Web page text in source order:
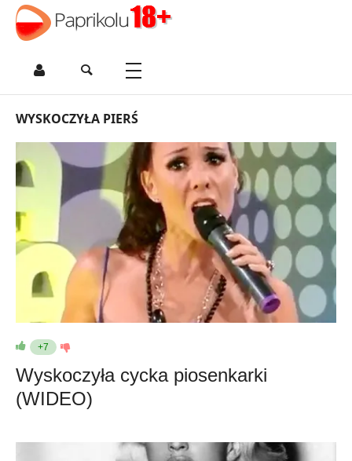
WYSKOCZYŁA PIERŚ
+7
Wyskoczyła cycka piosenkarki
(WIDEO)